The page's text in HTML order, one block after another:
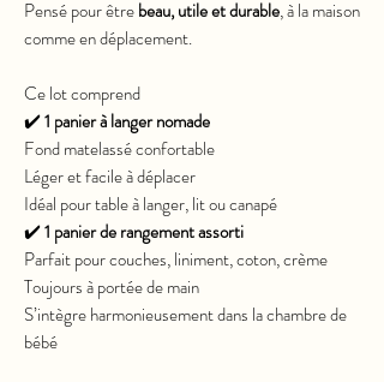
Pensé pour êtrebeau, utile et durable, à la maison
comme en déplacement.
Ce lot comprend
✔️1 panier à langer nomade
Fond matelassé confortable
Léger et facile à déplacer
Idéal pour table à langer, lit ou canapé
✔️1 panier de rangement assorti
Parfait pour couches, liniment, coton, crème
Toujours à portée de main
S’intègre harmonieusement dans la chambre de
bébé